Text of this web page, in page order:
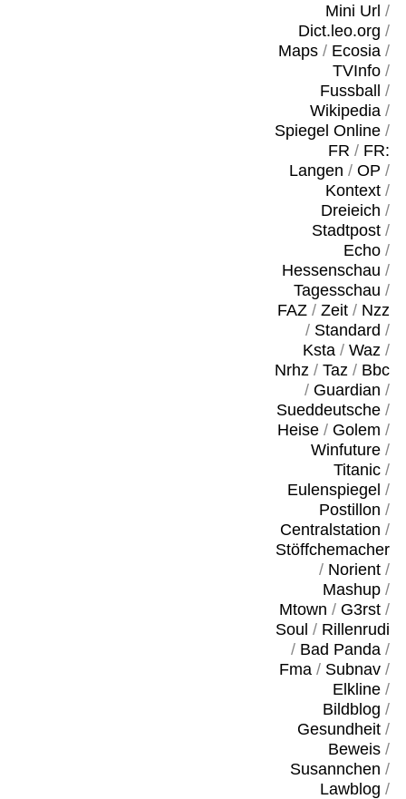
Mini Url /
Dict.leo.org /
Maps/ Ecosia/
TVInfo/
Fussball
/
Wikipedia/
Spiegel Online/
FR / FR:
Langen / OP /
Kontext/
Dreieich /
Stadtpost/
Echo/
Hessenschau /
Tagesschau /
FAZ/ Zeit/ Nzz
/ Standard /
Ksta/ Waz/
Nrhz/ Taz/ Bbc
/ Guardian /
Sueddeutsche/
Heise/ Golem /
Winfuture/
Titanic/
Eulenspiegel /
Postillon /
Centralstation /
Stöffchemacher
/ Norient/
Mashup/
Mtown / G3rst/
Soul / Rillenrudi
/ Bad Panda/
Fma/ Subnav/
Elkline/
Bildblog /
Gesundheit/
Beweis/
Susannchen /
Lawblog /